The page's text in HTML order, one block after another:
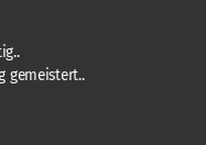
gemeistert..